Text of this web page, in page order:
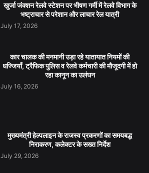
खुर्जा जंक्शन रेलवे स्टेशन पर भीषण गर्मी में रेलवे विभाग के
भष्ट्राचार से परेशान और लाचार रेल यात्री
July 17, 2026
कार चालक की मनमानी उड़ा रहे यातायात नियमों की
धज्जियाँ, ट्रैफिक पुलिस व रेलवे कर्मचारी की मौजूदगी में हो
रहा कानून का उलंघन
July 16, 2026
मुख्यमंत्री हेल्पलाइन के राजस्व प्रकरणों का समयबद्ध
निराकरण, कलेक्टर के सख्त निर्देश
July 29, 2026